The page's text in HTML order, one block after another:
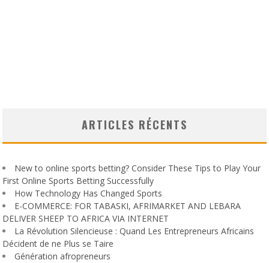
ARTICLES RÉCENTS
New to online sports betting? Consider These Tips to Play Your
First Online Sports Betting Successfully
How Technology Has Changed Sports
E-COMMERCE: FOR TABASKI, AFRIMARKET AND LEBARA
DELIVER SHEEP TO AFRICA VIA INTERNET
La Révolution Silencieuse : Quand Les Entrepreneurs Africains
Décident de ne Plus se Taire
Génération afropreneurs